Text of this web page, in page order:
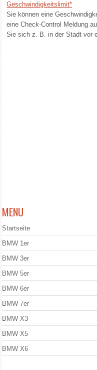
Geschwindigkeitslimit*
Sie können eine
eine Check-Control Meldung
Sie sich z. B. in der Stadt vor
MENU
Startseite
BMW 1er
BMW 3er
BMW 5er
BMW 6er
BMW 7er
BMW X3
BMW X5
BMW X6